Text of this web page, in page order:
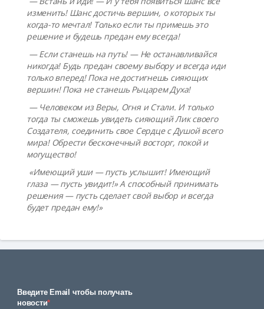
изменить! Шанс достичь вершин, о которых ты
когда-то мечтал! Только если ты примешь это
решение и будешь предан ему всегда!
— Если станешь на путь! — Не останавливайся
никогда! Будь предан своему выбору и всегда иди
только вперед! Пока не достигнешь сияющих
вершин! Пока не станешь Рыцарем Духа!
— Человеком из Веры, Огня и Стали. И только
тогда ты сможешь увидеть сияющий Лик своего
Создателя, соединить свое Сердце с Душой всего
мира! Обрести бесконечный восторг, покой и
могущество!
«Имеющий уши — пусть услышит! Имеющий
глаза — пусть увидит!» А способный принимать
решения — пусть сделает свой выбор и всегда
будет предан ему!»
Введите Email чтобы получать
новости*